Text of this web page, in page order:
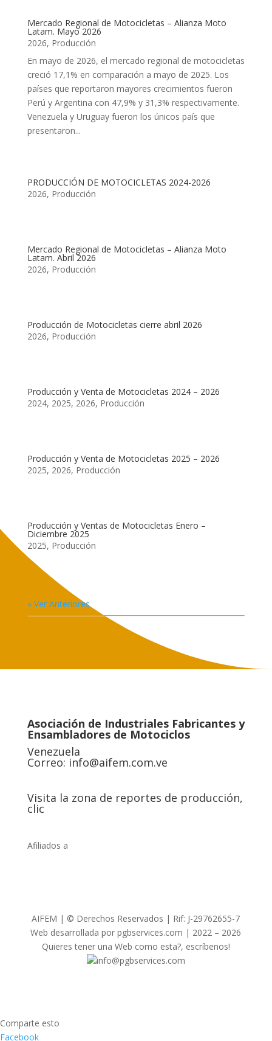
Mercado Regional de Motocicletas – Alianza Moto
Latam. Mayo 2026
2026, Producción
En mayo de 2026, el mercado regional de motocicletas
creció 17,1% en comparación a mayo de 2025. Los
países que reportaron mayores crecimientos fueron
Perú y Argentina con 47,9% y 31,3% respectivamente.
Venezuela y Uruguay fueron los únicos país que
presentaron...
PRODUCCIÓN DE MOTOCICLETAS 2024-2026
2026, Producción
Mercado Regional de Motocicletas – Alianza Moto
Latam. Abril 2026
2026, Producción
Producción de Motocicletas cierre abril 2026
2026, Producción
Producción y Venta de Motocicletas 2024 – 2026
2024, 2025, 2026, Producción
Producción y Venta de Motocicletas 2025 – 2026
2025, 2026, Producción
Producción y Ventas de Motocicletas Enero –
Diciembre 2025
2025, Producción
« Ver Anteriores
Asociación de Industriales Fabricantes y
Ensambladores de Motociclos
Venezuela
Correo: info@aifem.com.ve
Visita la zona de reportes de producción,
clic
Afiliados a
AIFEM | © Derechos Reservados | Rif: J-29762655-7
Web desarrollada por pgbservices.com | 2022 – 2026
Quieres tener una Web como esta?, escríbenos!
info@pgbservices.com
Comparte esto
Facebook